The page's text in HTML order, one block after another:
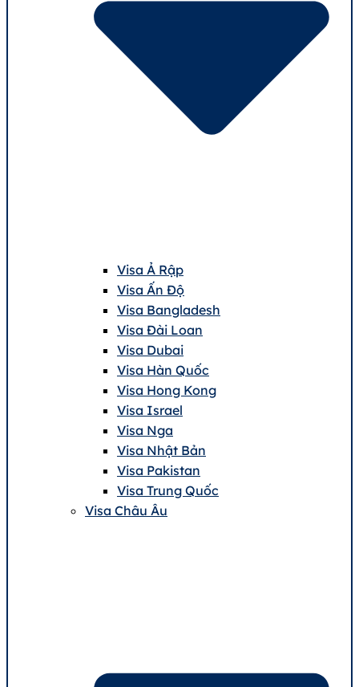
Visa Ả Rập
Visa Ấn Độ
Visa Bangladesh
Visa Đài Loan
Visa Dubai
Visa Hàn Quốc
Visa Hong Kong
Visa Israel
Visa Nga
Visa Nhật Bản
Visa Pakistan
Visa Trung Quốc
Visa Châu Âu